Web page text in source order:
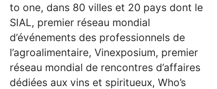
to one, dans 80 villes et 20 pays dont le
SIAL, premier réseau mondial
d’événements des professionnels de
l’agroalimentaire, Vinexposium, premier
réseau mondial de rencontres d’affaires
dédiées aux vins et spiritueux, Who’s